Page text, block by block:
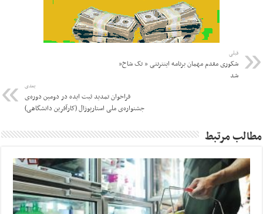
قبلی
شکوری مقدم مهمان برنامه اینترنتی ” تک شاخ”
شد
بعدی
فراخوان تمدید ثبت ایده در دومین دوره‌ی
جشنواره‌ی ملی استارپوزال (کارآفرین دانشگاهی)
مطالب مرتبط